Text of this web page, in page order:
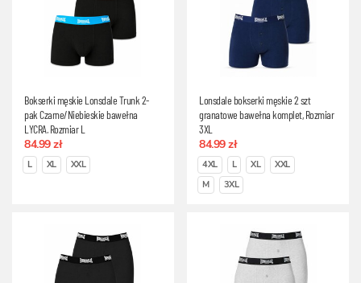
Bokserki męskie Lonsdale Trunk 2-
pak Czarne/Niebieskie bawełna
LYCRA, Rozmiar L
84.99 zł
L XL XXL
Lonsdale bokserki męskie 2 szt
granatowe bawełna komplet, Rozmiar
3XL
84.99 zł
4XL L XL
XXL
M
3XL